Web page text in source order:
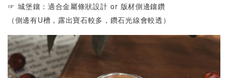
☞ 城堡鑲：適合金屬條狀設計 or 版材側邊鑲鑽
（側邊有U槽，露出寶石較多，鑽石光線會較透）